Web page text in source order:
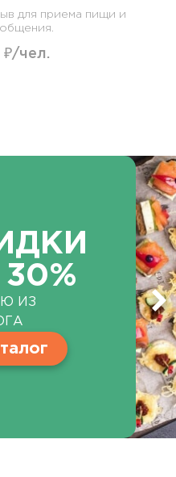
для приема пищи и
₽/чел.
ИЗ